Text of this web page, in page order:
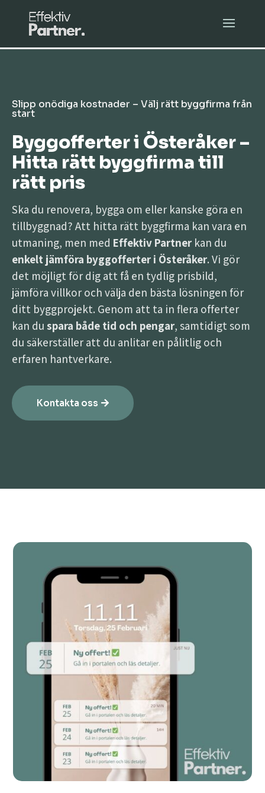
Slipp onödiga kostnader – Välj rätt byggfirma från
start
Byggofferter i Österåker –
Hitta rätt byggfirma till
rätt pris
Ska du renovera, bygga om eller kanske göra en
tillbyggnad? Att hitta rätt byggfirma kan vara en
utmaning, men med Effektiv Partner kan du
enkelt jämföra byggofferter i Österåker. Vi gör
det möjligt för dig att få en tydlig prisbild,
jämföra villkor och välja den bästa lösningen för
ditt byggprojekt. Genom att ta in flera offerter
kan du spara både tid och pengar, samtidigt som
du säkerställer att du anlitar en pålitlig och
erfaren hantverkare.
Kontakta oss